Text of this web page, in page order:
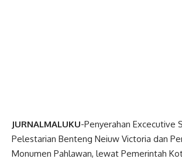
JURNALMALUKU-Penyerahan Excecutive
Pelestarian Benteng Neiuw Victoria dan
Monumen Pahlawan, lewat Pemerintah